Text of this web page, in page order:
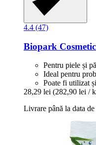
4.4 (47)
Biopark
Pentru piele și
Ideal pentru
Poate fi utilizat
28,29 lei (282,90 lei /
Livrare până la data